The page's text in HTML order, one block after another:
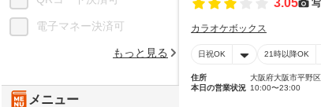
3.05
カラオケボックス
日祝OK 21時以降OK
住所
大阪府大阪市平野
本日の営業状況 10:00〜23:00
電子マネー決済可
もっと見る
メニュー